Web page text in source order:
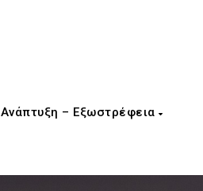
Ανάπτυξη – Εξωστρέφεια